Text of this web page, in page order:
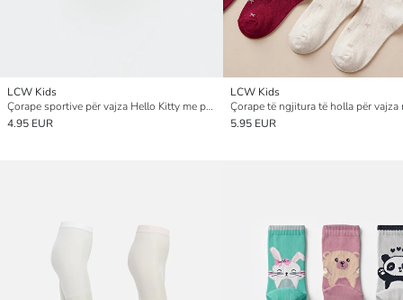
LCW Kids
Çorape sportive për vajza Hello Kitty me print, pesë-pako
4.95 EUR
LCW Kids
5.95 EUR